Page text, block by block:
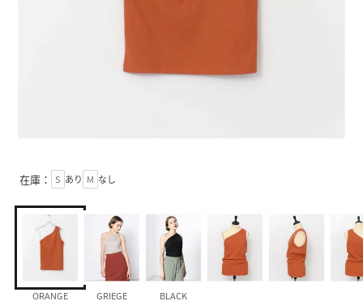
在庫： S あり M なし
ORANGE GRIEGE BLACK